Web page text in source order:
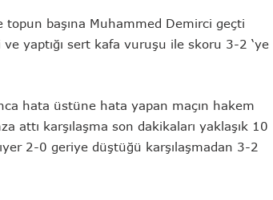
topun başına Muhammed Demirci geçti
yaptığı sert kafa vuruşu ile skoru 3-2 ‘ye
hata üstüne hata yapan maçın hakem
attı karşılaşma son dakikaları yaklaşık 10
2-0 geriye düştüğü karşılaşmadan 3-2